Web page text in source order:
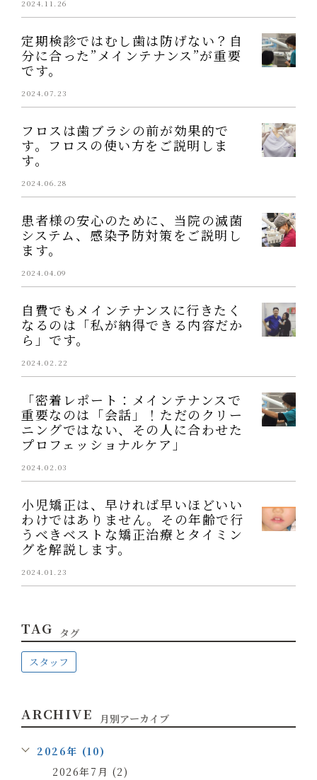
2024.11.26
定期検診ではむし歯は防げない？自
分に合った”メインテナンス”が重要
です。
2024.07.23
フロスは歯ブラシの前が効果的で
す。フロスの使い方をご説明しま
す。
2024.06.28
患者様の安心のために、当院の滅菌
システム、感染予防対策をご説明し
ます。
2024.04.09
自費でもメインテナンスに行きたく
なるのは「私が納得できる内容だか
ら」です。
2024.02.22
「密着レポート：メインテナンスで
重要なのは「会話」！ただのクリー
ニングではない、その人に合わせた
プロフェッショナルケア」
2024.02.03
小児矯正は、早ければ早いほどいい
わけではありません。その年齢で行
うべきベストな矯正治療とタイミン
グを解説します。
2024.01.23
TAG タグ
スタッフ
ARCHIVE 月別アーカイブ
2026年 (10)
2026年7月 (2)